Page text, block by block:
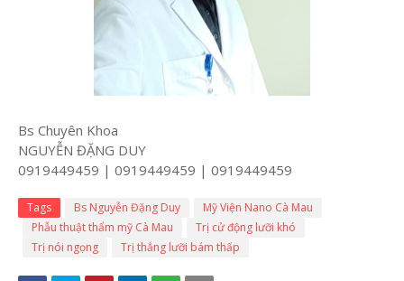
Bs Chuyên Khoa
NGUYỄN ĐẶNG DUY
0919449459 | 0919449459 | 0919449459
Tags Bs Nguyễn Đặng Duy
Mỹ Viện Nano Cà Mau
Phẫu thuật thẩm mỹ Cà Mau
Trị cử động lưỡi khó
Trị nói ngọng
Trị thắng lưỡi bám thấp